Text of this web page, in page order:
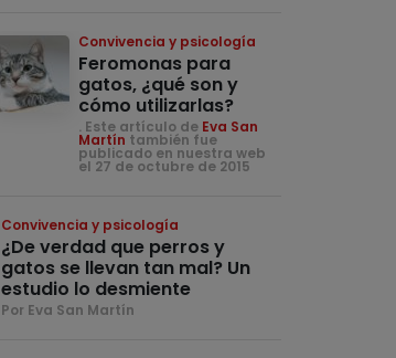
Convivencia y psicología
Feromonas para
gatos, ¿qué son y
cómo utilizarlas?
. Este artículo de Eva San
Martín también fue
publicado en nuestra web
el 27 de octubre de 2015
Convivencia y psicología
¿De verdad que perros y
gatos se llevan tan mal? Un
estudio lo desmiente
Por Eva San Martín